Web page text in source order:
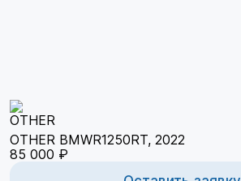
OTHER BMWR1250RT, 2022
85 000 ₽